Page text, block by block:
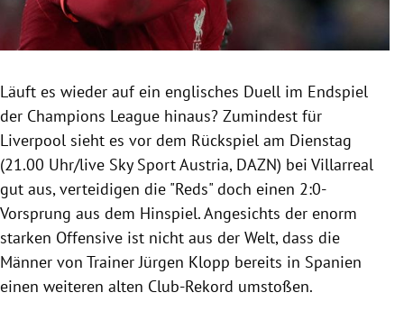
Untermenü
Untermenü
Läuft es wieder auf ein englisches Duell im Endspiel
der Champions League hinaus? Zumindest für
Liverpool sieht es vor dem Rückspiel am Dienstag
(21.00 Uhr/live Sky Sport Austria, DAZN) bei Villarreal
gut aus, verteidigen die "Reds" doch einen 2:0-
Vorsprung aus dem Hinspiel. Angesichts der enorm
starken Offensive ist nicht aus der Welt, dass die
Männer von Trainer Jürgen Klopp bereits in Spanien
einen weiteren alten Club-Rekord umstoßen.